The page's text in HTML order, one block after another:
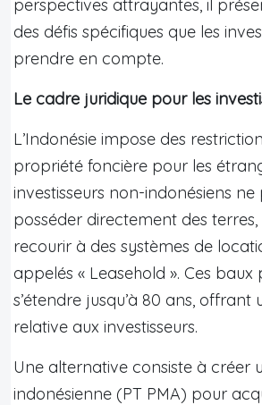
perspectives attrayantes, il
des défis spécifiques que les
prendre en compte.
Le cadre juridique pour les
L’Indonésie impose des
propriété foncière pour les
investisseurs non-indonésiens
posséder directement des
recourir à des systèmes de
appelés « Leasehold ». Ces baux
s’étendre jusqu’à 80 ans, offrant
relative aux investisseurs.
Une alternative consiste à créer
indonésienne (PT PMA) pour